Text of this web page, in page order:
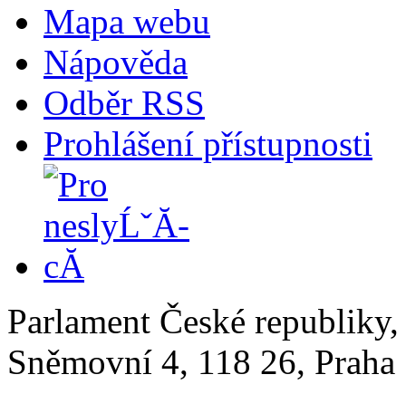
Mapa webu
Nápověda
Odběr RSS
Prohlášení přístupnosti
Parlament České
Sněmovní 4, 118 26,